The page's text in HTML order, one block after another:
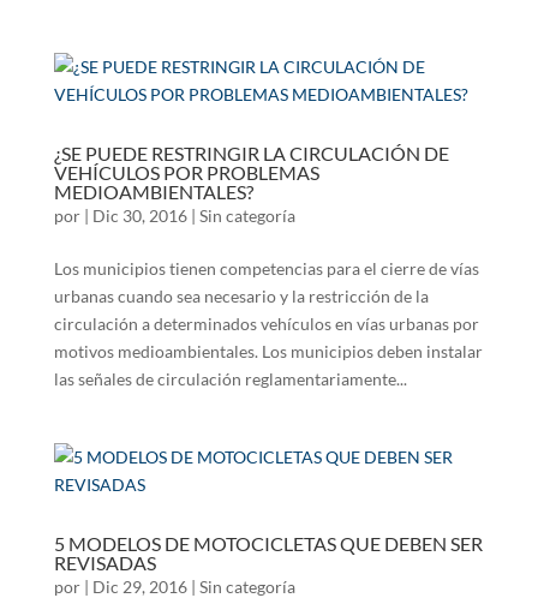
¿SE PUEDE RESTRINGIR LA CIRCULACIÓN DE
VEHÍCULOS POR PROBLEMAS
MEDIOAMBIENTALES?
por | Dic 30, 2016| Sin categoría
Los municipios tienen competencias para el cierre de vías
urbanas cuando sea necesario y la restricción de la
circulación a determinados vehículos en vías urbanas por
motivos medioambientales. Los municipios deben instalar
las señales de circulación reglamentariamente...
5 MODELOS DE MOTOCICLETAS QUE DEBEN SER
REVISADAS
por | Dic 29, 2016| Sin categoría